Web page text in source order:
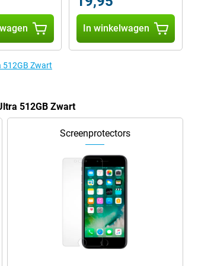
In winkelwagen
512GB Zwart
512GB Zwart
Screenprotectors